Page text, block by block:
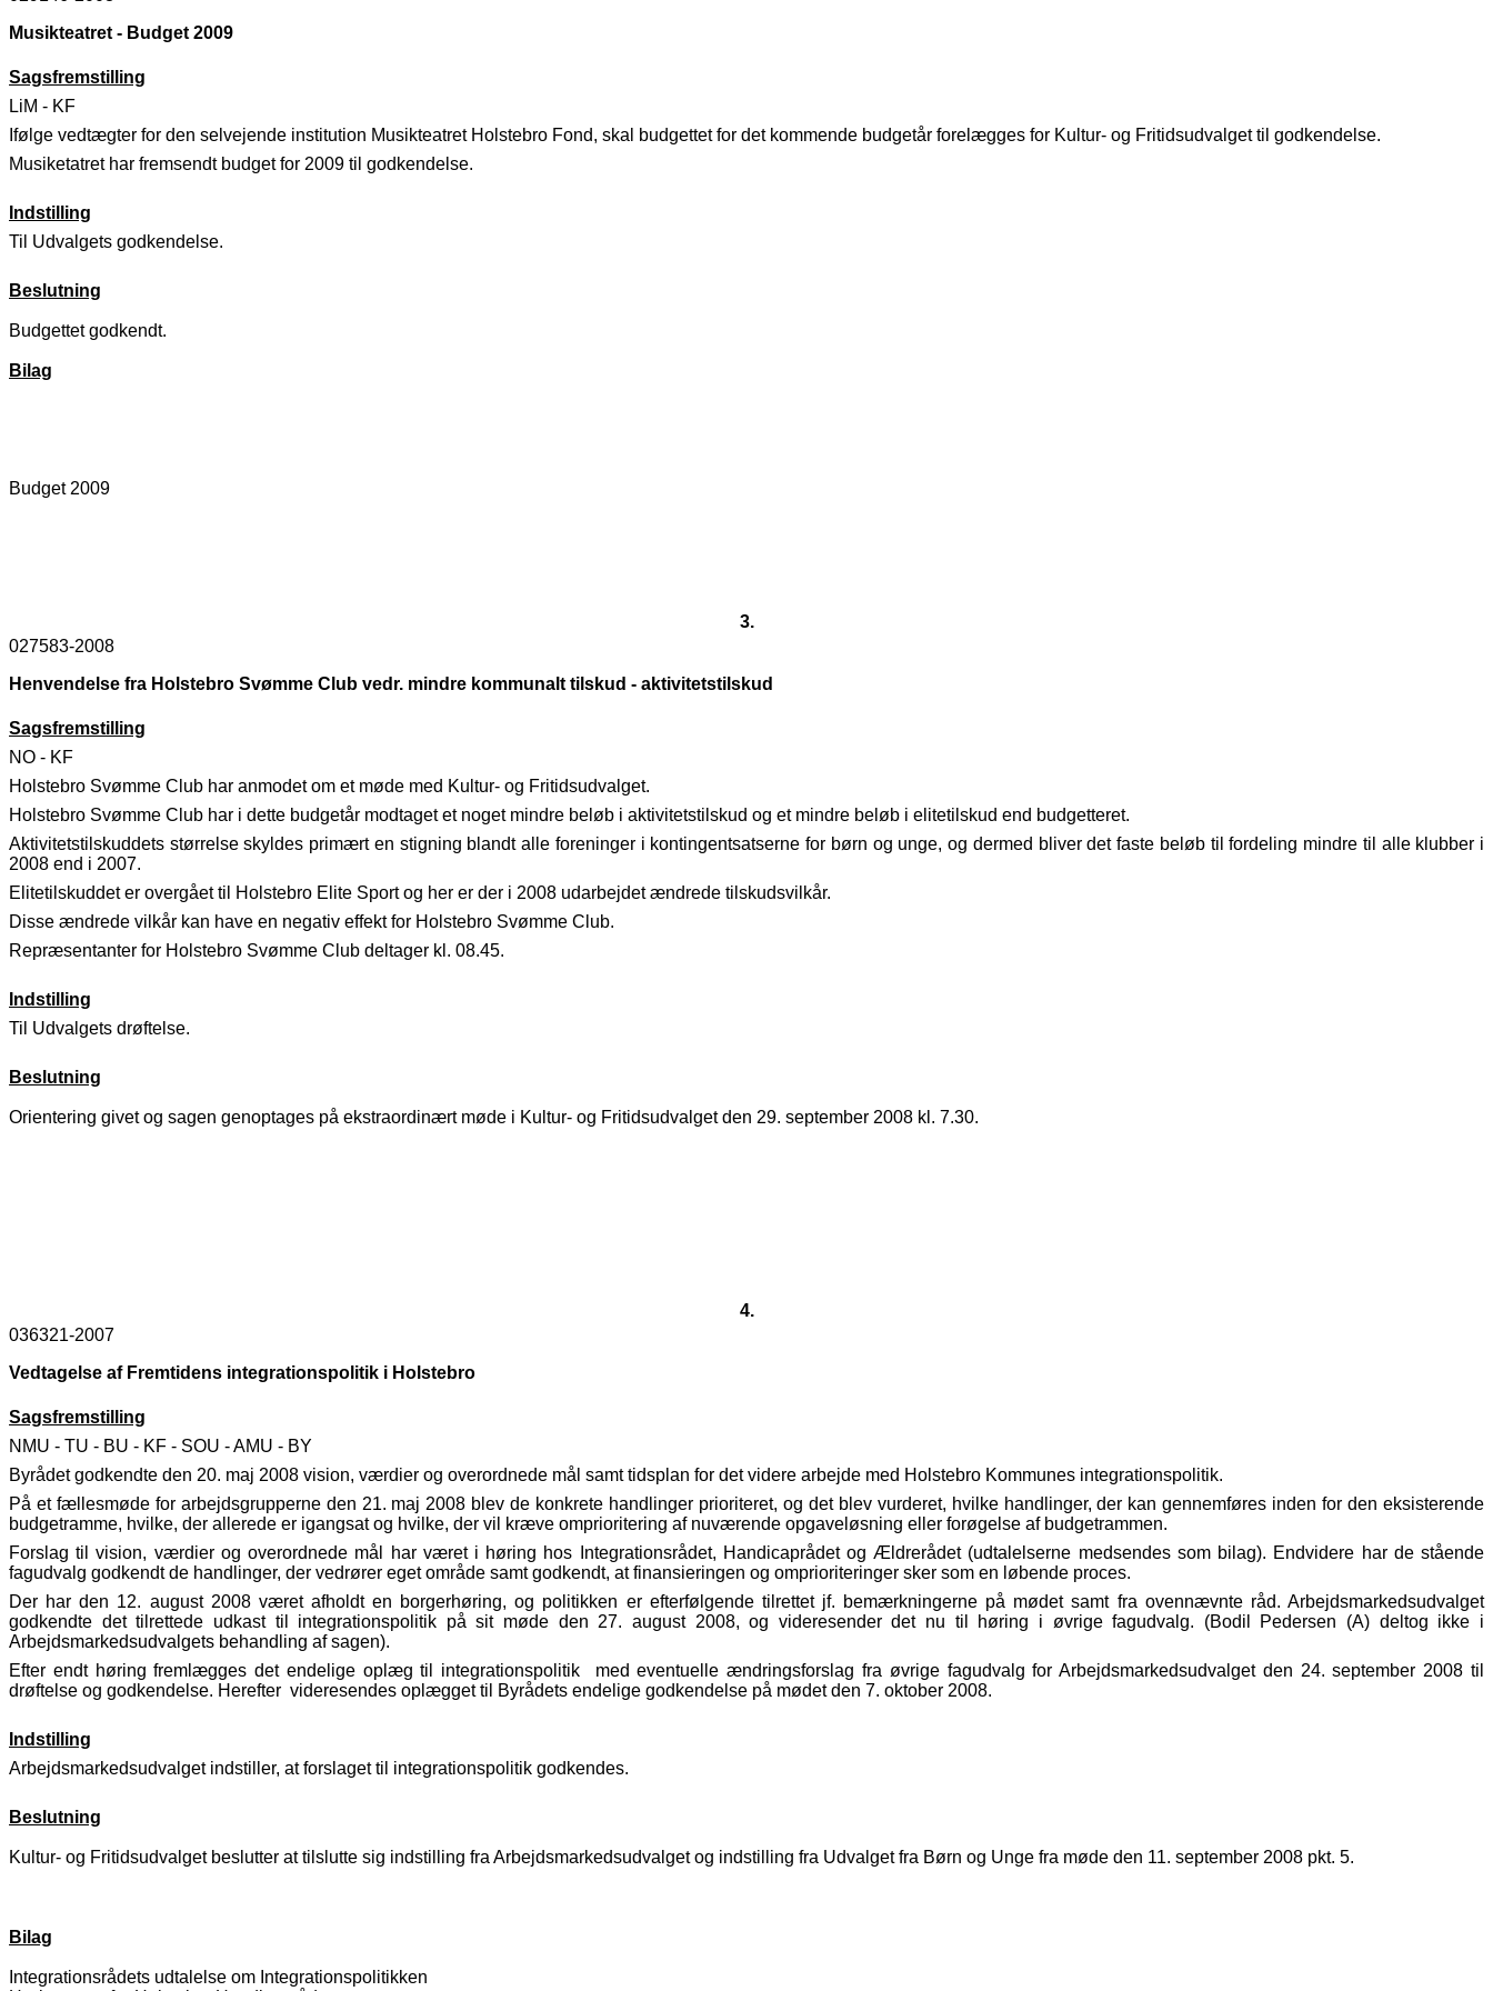
Musikteatret - Budget 2009
Sagsfremstilling
LiM - KF
Ifølge vedtægter for den selvejende institution Musikteatret Holstebro Fond, skal budgettet for det kommende budgetår forelægges for Kultur- og Fritidsudvalget til godkendelse.
Musiketatret har fremsendt budget for 2009 til godkendelse.
Indstilling
Til Udvalgets godkendelse.
Beslutning
Budgettet godkendt.
Bilag
Budget 2009
3.
027583-2008
Henvendelse fra Holstebro Svømme Club vedr. mindre kommunalt tilskud - aktivitetstilskud
Sagsfremstilling
NO - KF
Holstebro Svømme Club har anmodet om et møde med Kultur- og Fritidsudvalget.
Holstebro Svømme Club har i dette budgetår modtaget et noget mindre beløb i aktivitetstilskud og et mindre beløb i elitetilskud end budgetteret.
Aktivitetstilskuddets størrelse skyldes primært en stigning blandt alle foreninger i kontingentsatserne for børn og unge, og dermed bliver det faste beløb til fordeling mindre til alle klubber i
2008 end i 2007.
Elitetilskuddet er overgået til Holstebro Elite Sport og her er der i 2008 udarbejdet ændrede tilskudsvilkår.
Disse ændrede vilkår kan have en negativ effekt for Holstebro Svømme Club.
Repræsentanter for Holstebro Svømme Club deltager kl. 08.45.
Indstilling
Til Udvalgets drøftelse.
Beslutning
Orientering givet og sagen genoptages på ekstraordinært møde i Kultur- og Fritidsudvalget den 29. september 2008 kl. 7.30.
4.
036321-2007
Vedtagelse af Fremtidens integrationspolitik i Holstebro
Sagsfremstilling
NMU - TU - BU - KF - SOU - AMU - BY
Byrådet godkendte den 20. maj 2008 vision, værdier og overordnede mål samt tidsplan for det videre arbejde med Holstebro Kommunes integrationspolitik.
På et fællesmøde for arbejdsgrupperne den 21. maj 2008 blev de konkrete handlinger prioriteret, og det blev vurderet, hvilke handlinger, der kan gennemføres inden for den eksisterende
budgetramme, hvilke, der allerede er igangsat og hvilke, der vil kræve omprioritering af nuværende opgaveløsning eller forøgelse af budgetrammen.
Forslag til vision, værdier og overordnede mål har været i høring hos Integrationsrådet, Handicaprådet og Ældrerådet (udtalelserne medsendes som bilag). Endvidere har de stående
fagudvalg godkendt de handlinger, der vedrører eget område samt godkendt, at finansieringen og omprioriteringer sker som en løbende proces.
Der har den 12. august 2008 været afholdt en borgerhøring, og politikken er efterfølgende tilrettet jf. bemærkningerne på mødet samt fra ovennævnte råd. Arbejdsmarkedsudvalget
godkendte det tilrettede udkast til integrationspolitik på sit møde den 27. august 2008, og videresender det nu til høring i øvrige fagudvalg. (Bodil Pedersen (A) deltog ikke i
Arbejdsmarkedsudvalgets behandling af sagen).
Efter endt høring fremlægges det endelige oplæg til integrationspolitik med eventuelle ændringsforslag fra øvrige fagudvalg for Arbejdsmarkedsudvalget den 24. september 2008 til
drøftelse og godkendelse. Herefter videresendes oplægget til Byrådets endelige godkendelse på mødet den 7. oktober 2008.
Indstilling
Arbejdsmarkedsudvalget indstiller, at forslaget til integrationspolitik godkendes.
Beslutning
Kultur- og Fritidsudvalget beslutter at tilslutte sig indstilling fra Arbejdsmarkedsudvalget og indstilling fra Udvalget fra Børn og Unge fra møde den 11. september 2008 pkt. 5.
Bilag
Integrationsrådets udtalelse om Integrationspolitikken